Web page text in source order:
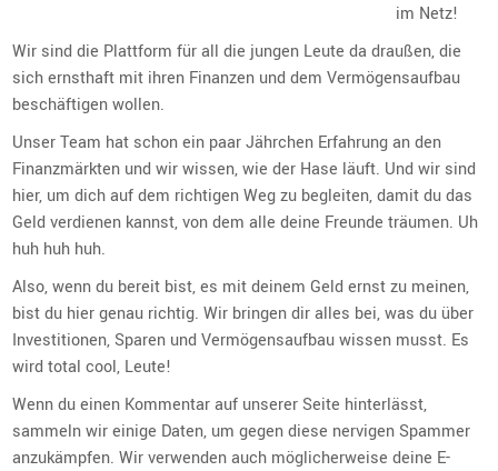
im Netz!
Wir sind die Plattform für all die jungen Leute da draußen, die
sich ernsthaft mit ihren Finanzen und dem Vermögensaufbau
beschäftigen wollen.
Unser Team hat schon ein paar Jährchen Erfahrung an den
Finanzmärkten und wir wissen, wie der Hase läuft. Und wir sind
hier, um dich auf dem richtigen Weg zu begleiten, damit du das
Geld verdienen kannst, von dem alle deine Freunde träumen. Uh
huh huh huh.
Also, wenn du bereit bist, es mit deinem Geld ernst zu meinen,
bist du hier genau richtig. Wir bringen dir alles bei, was du über
Investitionen, Sparen und Vermögensaufbau wissen musst. Es
wird total cool, Leute!
Wenn du einen Kommentar auf unserer Seite hinterlässt,
sammeln wir einige Daten, um gegen diese nervigen Spammer
anzukämpfen. Wir verwenden auch möglicherweise deine E-